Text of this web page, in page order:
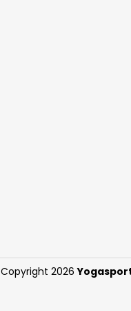
Copyright 2026